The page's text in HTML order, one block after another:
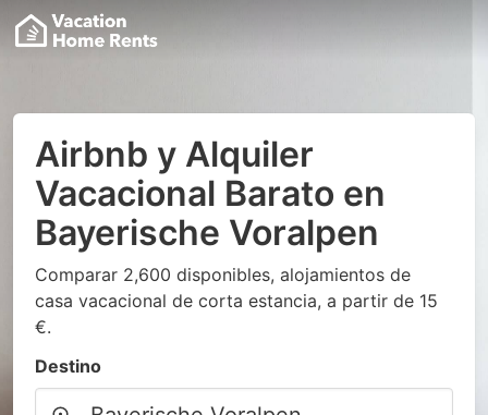
Airbnb y Alquiler
Vacacional Barato en
Bayerische Voralpen
Comparar 2,600 disponibles, alojamientos de
casa vacacional de corta estancia, a partir de 15
€.
Destino